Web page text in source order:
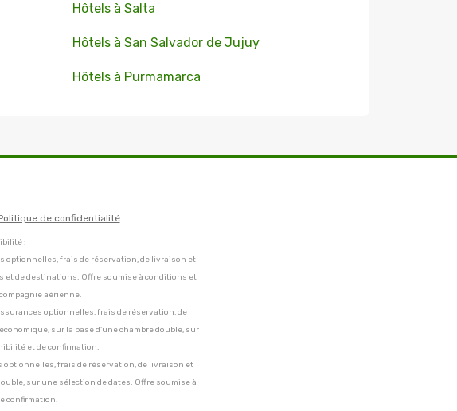
Hôtels à Salta
Hôtels à San Salvador de Jujuy
Hôtels à Purmamarca
de confidentialité
:
optionnelles, frais de réservation, de livraison et
et de destinations. Offre soumise à conditions et
aérienne.
optionnelles, frais de réservation, de
sur la base d'une chambre double, sur
et de confirmation.
optionnelles, frais de réservation, de livraison et
sur une sélection de dates. Offre soumise à
confirmation.